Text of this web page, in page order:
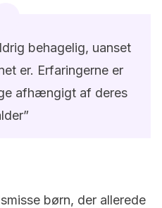
behagelig, uanset
er. Erfaringerne er
afhængigt af deres
børn, der allerede